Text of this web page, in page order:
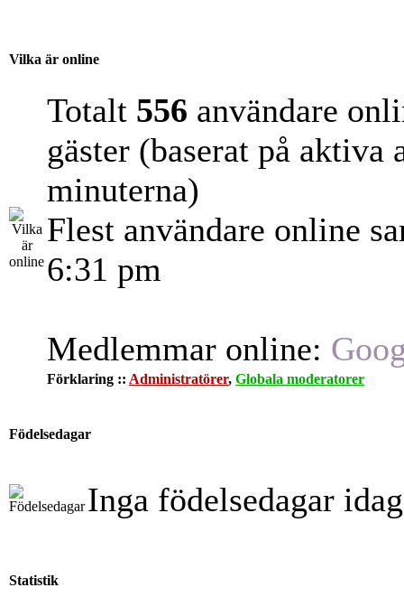
Vilka är online
Totalt 556 användare
gäster (baserat på aktiva
minuterna)
Flest användare online
6:31 pm
Medlemmar online:
Förklaring :: Administratörer, Globala moderatorer
Födelsedagar
Inga födelsedagar
Statistik